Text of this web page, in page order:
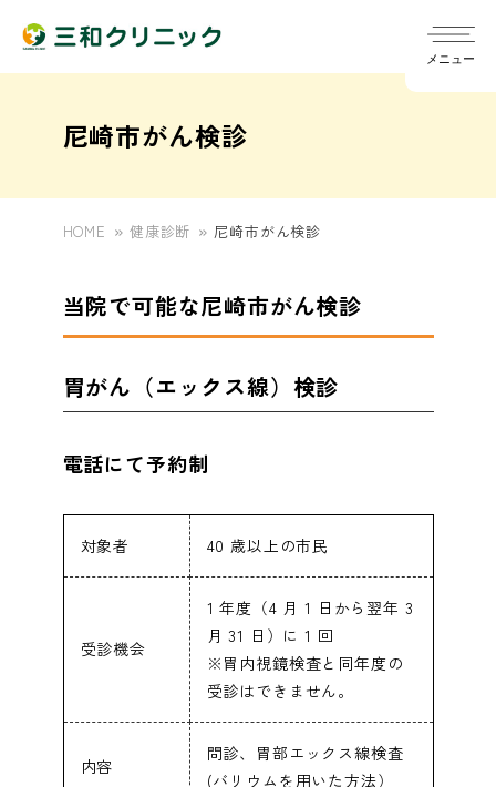
chevron_right 院長ごあいさつ
chevron_right 概要
chevron_right 診療スケジュール
chevron_right 発熱外来について
chevron_right 一般外来
chevron_right 予防接種
chevron_right 訪問リハビリ
chevron_right 訪問看護ステーションさんわ
ケアマネセンターさんわ
スペシャル座談会
chevron_right 協会けんぽ（生活習慣病予防健診）
人間ドック
尼崎市がん検診
chevron_right
chevron_right 外来看護師
訪問看護師
座談会(在宅看取り)
スペシャル対談
メニュー
尼崎市がん検診
HOME 健康診断 尼崎市がん検診
当院で可能な尼崎市がん検診
胃がん（エックス線）検診
電話にて予約制
対象者 40 歳以上の市民
受診機会
1 年度（4 月 1 日から翌年 3
月 31 日）に 1 回
※胃内視鏡検査と同年度の
受診はできません。
内容
問診、胃部エックス線検査
(バリウムを用いた方法）